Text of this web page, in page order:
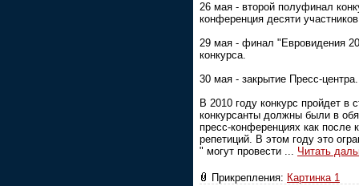
26 мая - второй полуфинал
конференция десяти
29 мая - финал "Евровидения
конкурса.
30 мая - закрытие Пресс-центра.
В 2010 году конкурс пройдет
конкурсанты должны были в
пресс-конференциях как после
репетиций. В этом году это
" могут провести ... Читать
Прикрепления: Картинка 1